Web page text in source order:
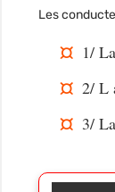
Les
1/
2/ L
3/